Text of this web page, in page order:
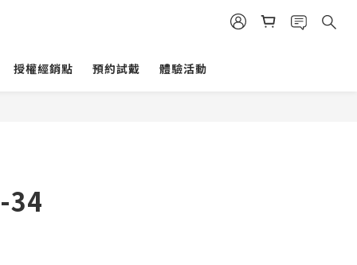
授權經銷點 預約試戴 體驗活動
34